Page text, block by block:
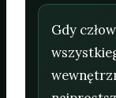
Gdy